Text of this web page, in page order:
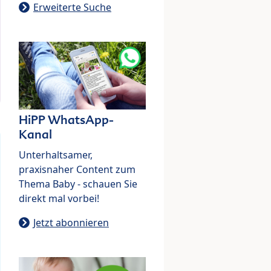
Erweiterte Suche
HiPP WhatsApp-
Kanal
Unterhaltsamer,
praxisnaher Content zum
Thema Baby - schauen Sie
direkt mal vorbei!
Jetzt abonnieren